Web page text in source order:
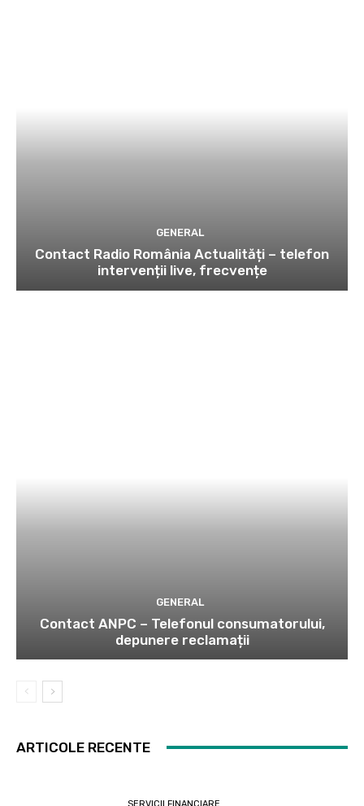
GENERAL
Contact Radio România Actualități – telefon
intervenții live, frecvențe
GENERAL
Contact ANPC – Telefonul consumatorului,
depunere reclamații
ARTICOLE RECENTE